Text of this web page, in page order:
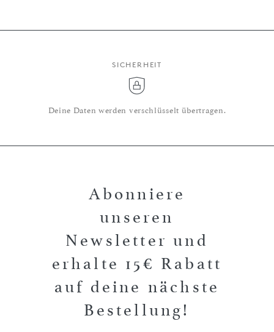
SICHERHEIT
Deine Daten werden verschlüsselt übertragen.
Abonniere
unseren
Newsletter und
erhalte 15€ Rabatt
auf deine nächste
Bestellung!